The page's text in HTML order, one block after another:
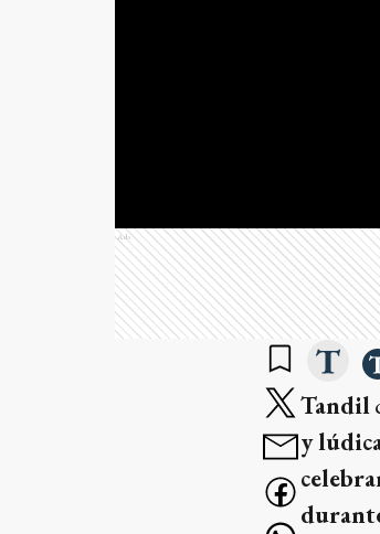
Ads
Tandil
y